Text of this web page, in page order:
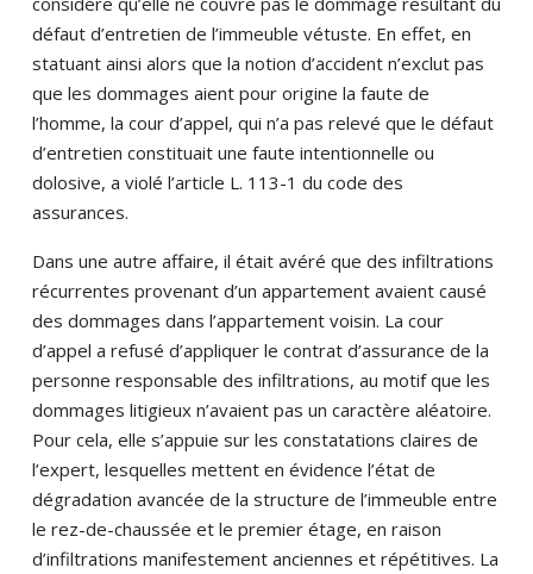
défaut d’entretien de l’immeuble vétuste. En effet, en
statuant ainsi alors que la notion d’accident n’exclut pas
que les dommages aient pour origine la faute de
l’homme, la cour d’appel, qui n’a pas relevé que le défaut
d’entretien constituait une faute intentionnelle ou
dolosive, a violé l’article L. 113-1 du code des
assurances.
Dans une autre affaire, il était avéré que des infiltrations
récurrentes provenant d’un appartement avaient causé
des dommages dans l’appartement voisin. La cour
d’appel a refusé d’appliquer le contrat d’assurance de la
personne responsable des infiltrations, au motif que les
dommages litigieux n’avaient pas un caractère aléatoire.
Pour cela, elle s’appuie sur les constatations claires de
l’expert, lesquelles mettent en évidence l’état de
dégradation avancée de la structure de l’immeuble entre
le rez-de-chaussée et le premier étage, en raison
d’infiltrations manifestement anciennes et répétitives. La